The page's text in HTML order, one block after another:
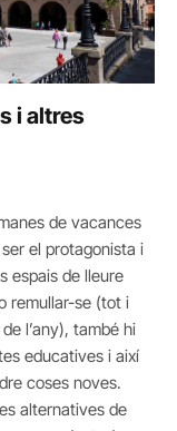
i altres
de vacances
el protagonista i
espais de lleure
remullar-se (tot i
l’any), també hi
educatives i així
coses noves.
alternatives de